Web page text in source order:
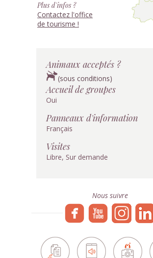
Plus d'infos ?
Contactez l'office
de tourisme !
Animaux acceptés ?
(sous conditions)
Accueil de groupes
Oui
Panneaux d'information
Français
Visites
Libre, Sur demande
Nous suivre